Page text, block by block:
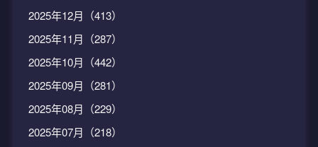
2025年12月（413）
2025年11月（287）
2025年10月（442）
2025年09月（281）
2025年08月（229）
2025年07月（218）